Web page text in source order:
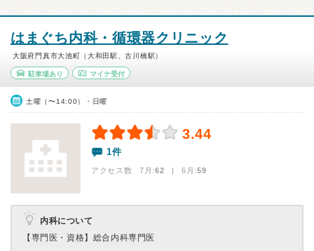
はまぐち内科・循環器クリニック
大阪府門真市大池町（大和田駅、古川橋駅）
駐車場あり マイナ受付
土曜（〜14:00）・日曜
3.44
1件
アクセス数 7月:62 | 6月:59
内科について
【専門医・資格】 総合内科専門医